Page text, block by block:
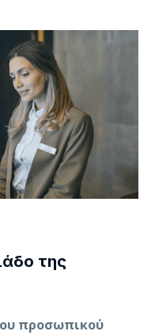
της
προσωπικού